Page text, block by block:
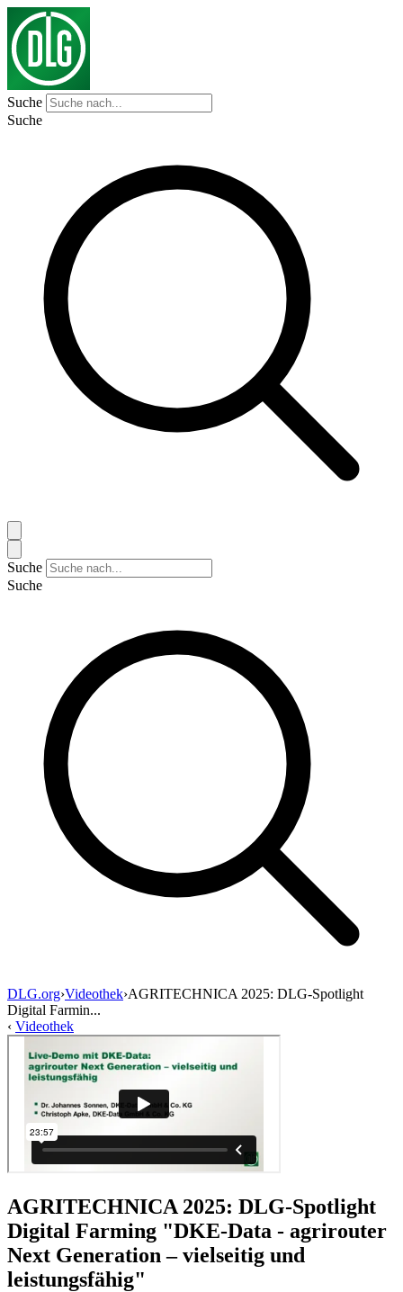
Suche
Suche
Suche
Suche
DLG.org›Videothek›AGRITECHNICA 2025: DLG-Spotlight
Digital Farmin...
‹ Videothek
AGRITECHNICA 2025: DLG-Spotlight
Digital Farming "DKE-Data - agrirouter
Next Generation – vielseitig und
leistungsfähig"